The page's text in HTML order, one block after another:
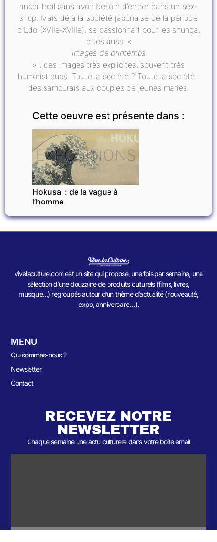
rincer l’œil sans avoir besoin d’entrer dans un sex-
shop. Mais déjà la société japonaise de la période
d’Edo (XVIIe-XVIIIe), se passionnait pour les shunga,
dites aussi «
images de printemps
» ; des images très explicites, souvent très
humoristiques. Toute la société ? Toute la société :
des samouraïs aux couples de jeunes mariés.
Cette oeuvre est présente dans :
EXPOSITIONS
Hokusai : de la vague à
l’homme
vivelaculture.com est un site qui propose, une fois par semaine, une
sélection d’une douzaine de produits culturels (films, livres,
musique…) regroupés autour d’un thème d’actualité (nouveauté,
expo, anniversaire…).
MENU
Qui sommes-nous ?
Newsletter
Contact
RECEVEZ NOTRE
NEWSLETTER
Chaque semaine une actu culturelle dans votre boîte email